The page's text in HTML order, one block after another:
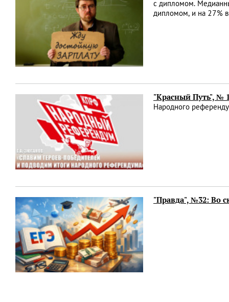
с дипломом.
дипломом, и на 27%
"Красный Путь", №
Народного
"Правда", №32: Во